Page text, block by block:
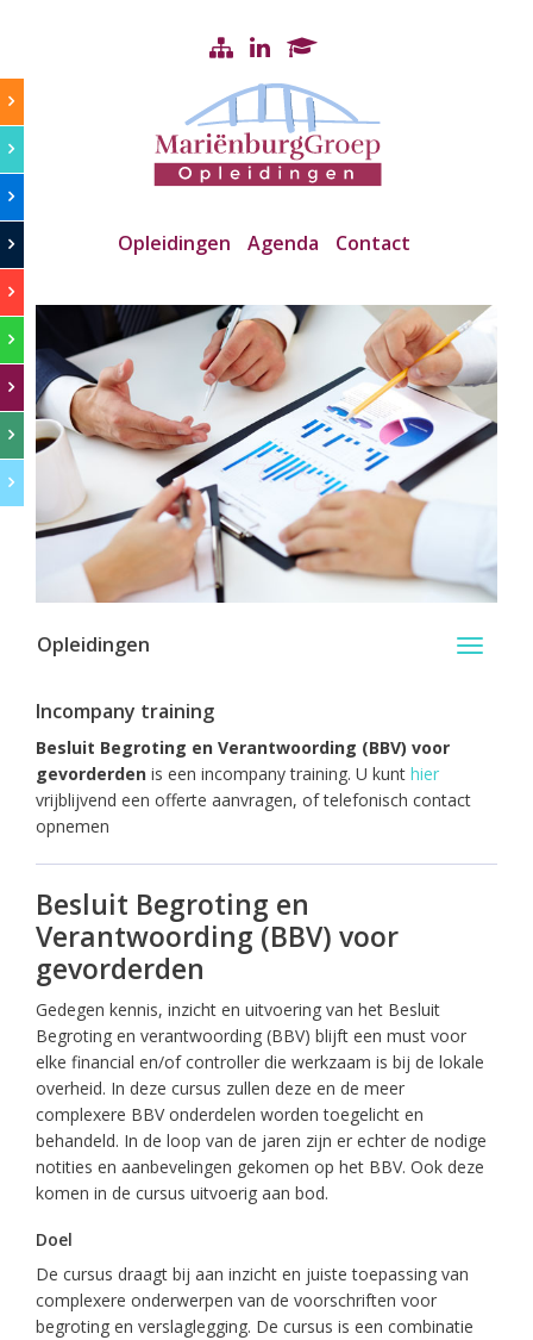
Opleidingen Agenda Contact
Toggle
Opleidingen
Incompany training
Besluit Begroting en Verantwoording (BBV) voor
gevorderden is een incompany training. U kunt hier
vrijblijvend een offerte aanvragen, of telefonisch contact
opnemen
Besluit Begroting en
Verantwoording (BBV) voor
gevorderden
Gedegen kennis, inzicht en uitvoering van het Besluit
Begroting en verantwoording (BBV) blijft een must voor
elke financial en/of controller die werkzaam is bij de lokale
overheid. In deze cursus zullen deze en de meer
complexere BBV onderdelen worden toegelicht en
behandeld. In de loop van de jaren zijn er echter de nodige
notities en aanbevelingen gekomen op het BBV. Ook deze
komen in de cursus uitvoerig aan bod.
Doel
De cursus draagt bij aan inzicht en juiste toepassing van
complexere onderwerpen van de voorschriften voor
begroting en verslaglegging. De cursus is een combinatie